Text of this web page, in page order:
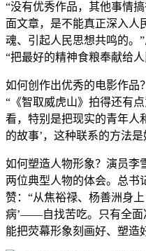
“没有优秀作品，其他事情
面文章，是不能真正深入人
魂、引起人民思想共鸣的。
“把最好的精神食粮奉献给人
如何创作出优秀的电影作品
“《智取威虎山》拍得还有
看，特别是把现实的青年人
的故事’，这种联系的方法是
如何塑造人物形象？演员李
两位典型人物的体会。总书
赞：“从焦裕禄、杨善洲身
病’——自找苦吃。只有全面
能把荧幕形象刻画好、塑造